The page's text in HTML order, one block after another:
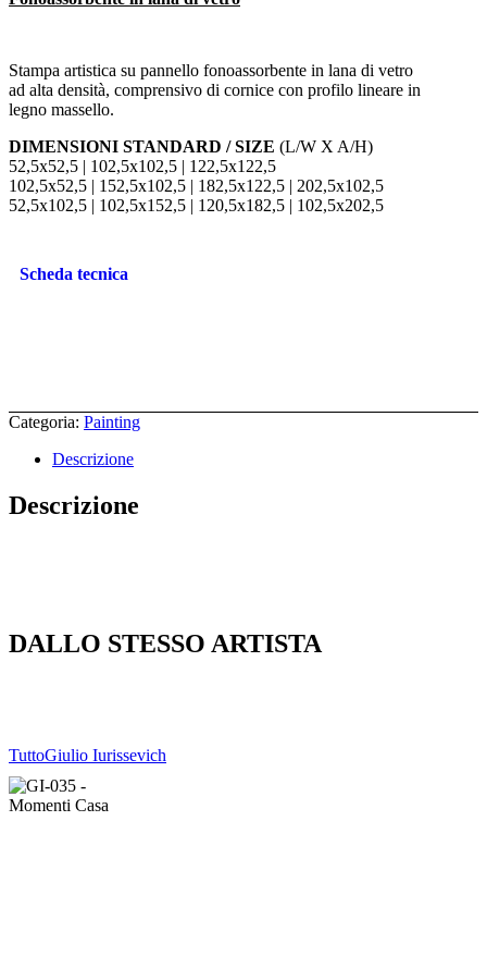
Stampa artistica su pannello fonoassorbente in lana di vetro
ad alta densità, comprensivo di cornice con profilo lineare in
legno massello.
DIMENSIONI STANDARD / SIZE (L/W X A/H)
52,5x52,5 | 102,5x102,5 | 122,5x122,5
102,5x52,5 | 152,5x102,5 | 182,5x122,5 | 202,5x102,5
52,5x102,5 | 102,5x152,5 | 120,5x182,5 | 102,5x202,5
Scheda tecnica
Categoria: Painting
Descrizione
Descrizione
DALLO STESSO ARTISTA
TuttoGiulio Iurissevich